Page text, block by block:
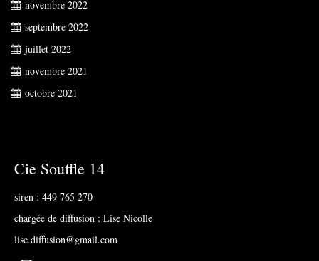
novembre 2022
septembre 2022
juillet 2022
novembre 2021
octobre 2021
Cie Souffle 14
siren : 449 765 270
chargée de diffusion : Lise Nicolle
lise.diffusion@gmail.com